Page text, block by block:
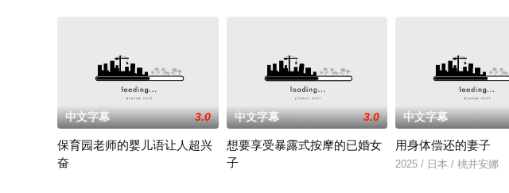
中文字幕 3.0
保育园老师的婴儿语让人超兴
奋
中文字幕 3.0
想要享受暴露式按摩的已婚女
子
中文字幕
用身体偿还的妻子
2025 / 日本 / 桃井安娜